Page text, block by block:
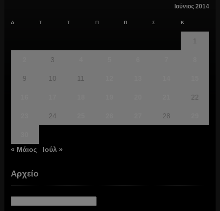
Ιούνιος 2014
Δ Τ Τ Π Π Σ Κ
1
3
9 10 11
22
24 28
« Μάιος
Ιούλ »
Αρχείο